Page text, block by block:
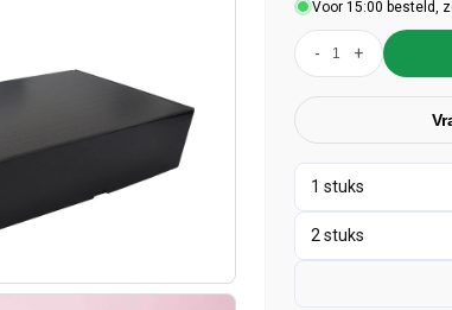
Voor 15:00 besteld,
- +